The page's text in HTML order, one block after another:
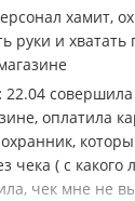
хамит,
руки и хватать
22.04
оплатила
чека ( с какого
чек мне не